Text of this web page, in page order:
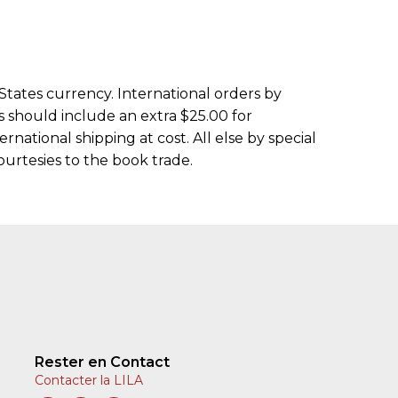
currency. International orders by
should include an extra $25.00 for
shipping at cost. All else by special
to the book trade.
Rester en Contact
Contacter la LILA